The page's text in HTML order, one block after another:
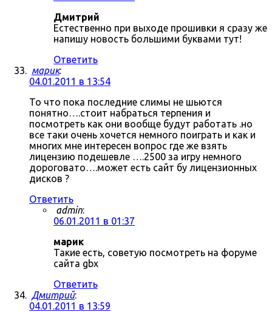
Дмитрий
Естественно при выходе прошивки я сразу же
напишу новость большими буквами тут!
Ответить
марик:
04.01.2011 в 13:54
То что пока последние слимы не шьются
понятно….стоит набраться терпения и
посмотреть как они вообще будут работать .но
все таки очень хочется немного поиграть и как и
многих мне интересен вопрос где же взять
лицензию подешевле ….2500 за игру немного
дороговато….может есть сайт бу лицензионных
дисков ?
Ответить
admin:
06.01.2011 в 01:37
марик
Такие есть, советую посмотреть на форуме
сайта gbx
Ответить
Дмитрий:
04.01.2011 в 13:59